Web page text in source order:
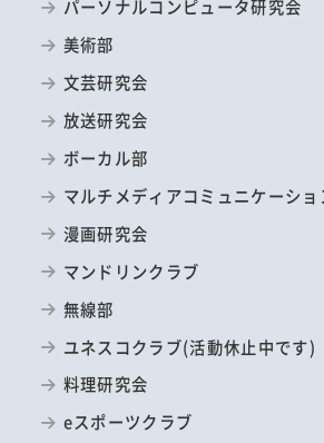
パーソナルコンピュータ研究会
美術部
文芸研究会
放送研究会
ボーカル部
マルチメディアコミュニケーショ
漫画研究会
マンドリンクラブ
無線部
ユネスコクラブ(活動休止中です)
料理研究会
eスポーツクラブ